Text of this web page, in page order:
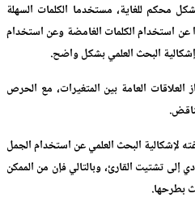
محكم للغاية، مستخدما الكلمات السهلة
عن استخدام الكلمات الغامضة وعن استخدام
إشكالية البحث العلمي بشكل واضح.
العامة بين المتغيرات، مع الحرص
لإشكالية البحث العلمي عن استخدام الجمل
إلى تشتيت القارئ، وبالتالي فإن من الممكن
بطرحها.